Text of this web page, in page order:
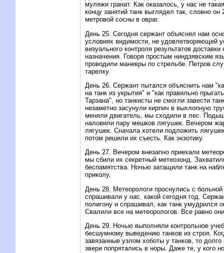
муляжи гранат. Как оказалось, у нас не
концу занятий танк выглядел так, словно он
метровой сосны в овраг.
День 25. Сегодня сержант объяснял нам
условиях видимости, не удовлетворяющей
визуального контроля результатов
назначения. Говоря простым ниндзявским
проводили маневры по стрельбе. Петров
тарелку.
День 26. Сержант пытался объяснить нам
на танк из укрытия" и "как правильно
Тарзана", но танкисты не смогли завести
незаметно засунули кирпич в выхлопную
меняли двигатель, мы сходили в лес.
наловили пару мешков лягушек. Вечером
лягушек. Сначала хотели подложить
потом решили их съесть. Как экзотику.
День 27. Вечером внезапно приехали
мы сбили их секретный метеозонд.
беспамятства. Hочью затащили танк на
приколу.
День 28. Метеорологи проснулись с больной
спрашивали у нас, какой сегодня год.
полигону и спрашивал, как танк умудрился
Свалили все на метеорологов. Все равно
День 29. Hочью выполняли контрольное
бесшумному выведению танков из строя.
завязанные узлом хоботы у танков, то
звери попрятались в норы. Даже те, у кого